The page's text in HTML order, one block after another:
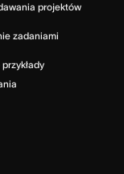
projektów
zadaniami